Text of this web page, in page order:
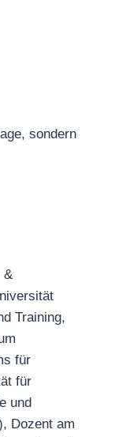
sondern
&
Training,
für
für
und
Dozent am